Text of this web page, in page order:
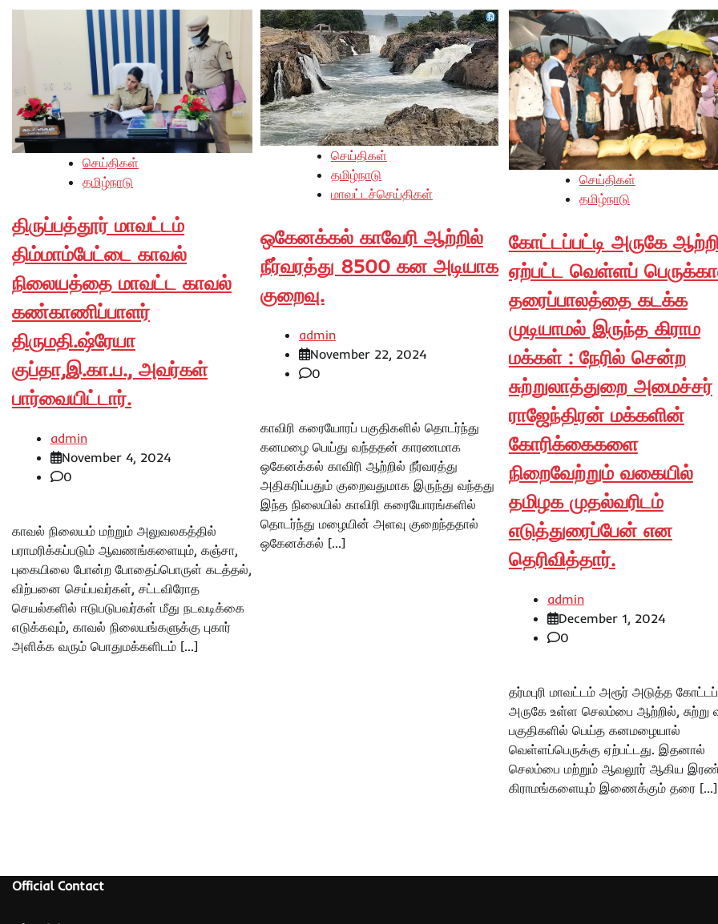
செய்திகள்
தமிழ்நாடு
திருப்பத்தூர் மாவட்டம்
திம்மாம்பேட்டை காவல்
நிலையத்தை மாவட்ட காவல்
கண்காணிப்பாளர்
திருமதி.ஷ்ரேயா
குப்தா,இ.கா.ப., அவர்கள்
பார்வையிட்டார்.
admin
November 4, 2024
0
காவல் நிலையம் மற்றும் அலுவலகத்தில்
பராமரிக்கப்படும் ஆவணங்களையும், கஞ்சா,
புகையிலை போன்ற போதைப்பொருள் கடத்தல்,
விற்பனை செய்பவர்கள், சட்டவிரோத
செயல்களில் ஈடுபடுபவர்கள் மீது நடவடிக்கை
எடுக்கவும், காவல் நிலையங்களுக்கு புகார்
அளிக்க வரும் பொதுமக்களிடம் […]
செய்திகள்
தமிழ்நாடு
மாவட்டச்செய்திகள்
ஒகேனக்கல் காவேரி ஆற்றில்
நீர்வரத்து 8500 கன அடியாக
குறைவு.
admin
November 22, 2024
0
காவிரி கரையோரப் பகுதிகளில் தொடர்ந்து
கனமழை பெய்து வந்ததன் காரணமாக
ஒகேனக்கல் காவிரி ஆற்றில் நீர்வரத்து
அதிகரிப்பதும் குறைவதுமாக இருந்து வந்தது
இந்த நிலையில் காவிரி கரையோரங்களில்
தொடர்ந்து மழையின் அளவு குறைந்ததால்
ஒகேனக்கல் […]
செய்திகள்
தமிழ்நாடு
கோட்டப்பட்டி அருகே
ஏற்பட்ட வெள்ளப்
தரைப்பாலத்தை கடக்க
முடியாமல் இருந்த கிராம
மக்கள் : நேரில் சென்ற
சுற்றுலாத்துறை அமைச்சர்
ராஜேந்திரன் மக்களின்
கோரிக்கைகளை
நிறைவேற்றும் வகையில்
தமிழக முதல்வரிடம்
எடுத்துரைப்பேன் என
தெரிவித்தார்.
admin
December 1, 2024
0
தர்மபுரி மாவட்டம் அரூர் அடுத்த
அருகே உள்ள செலம்பை ஆற்றில், சுற்று
பகுதிகளில் பெய்த கனமழையால்
வெள்ளப்பெருக்கு ஏற்பட்டது. இதனால்
செலம்பை மற்றும் ஆவலூர் ஆகிய
கிராமங்களையும் இணைக்கும் தரை […]
Official Contact